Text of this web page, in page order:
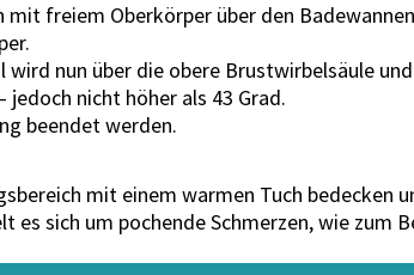
freiem Oberkörper über den
nun über die obere Brustwirbelsäule
nicht höher als 43 Grad.
beendet werden.
mit einem warmen Tuch bedecken
sich um pochende Schmerzen, wie zum